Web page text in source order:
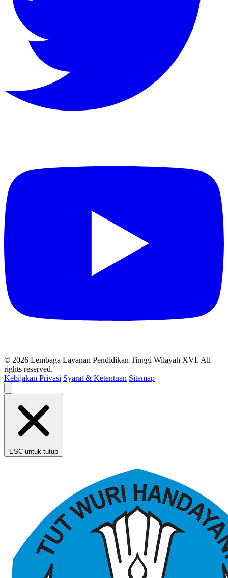
© 2026 Lembaga Layanan Pendidikan Tinggi Wilayah XVI. All
rights reserved.
Kebijakan Privasi Syarat & Ketentuan Sitemap
ESC untuk tutup